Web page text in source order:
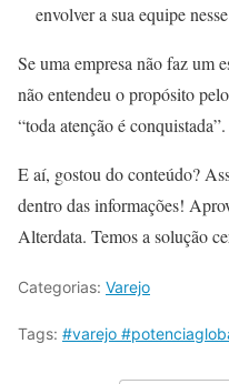
envolver a sua equipe
Se uma empresa não faz um
não entendeu o propósito
“toda atenção é conquistada”.
E aí, gostou do conteúdo?
dentro das informações!
Alterdata. Temos a solução
Categorias: Varejo
Tags: #varejo